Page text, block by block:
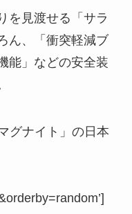
を見渡せる「サラ
ん、「衝突軽減ブ
能」などの安全装
グナイト」の日本